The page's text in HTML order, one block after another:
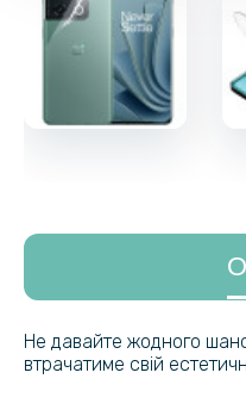
Не давайте жодного
втрачатиме свій